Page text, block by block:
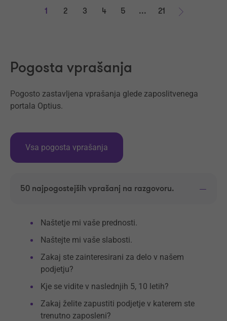
1 2 3 4 5 ...
21
Pogosta vprašanja
Pogosto zastavljena vprašanja glede zaposlitvenega
portala Optius.
Vsa pogosta vprašanja
50 najpogostejših vprašanj na razgovoru.
Naštetje mi vaše prednosti.
Naštejte mi vaše slabosti.
Zakaj ste zainteresirani za delo v našem
podjetju?
Kje se vidite v naslednjih 5, 10 letih?
Zakaj želite zapustiti podjetje v katerem ste
trenutno zaposleni?